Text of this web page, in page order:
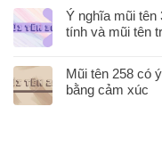
Ý nghĩa mũi tên
tính và mũi tên
Mũi tên 258 có
bằng cảm xúc